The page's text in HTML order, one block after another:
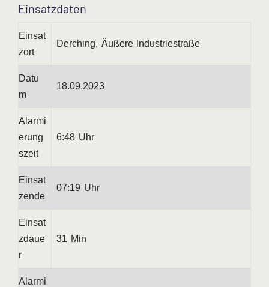
Einsatzdaten
Einsat
zort
Derching, Äußere Industriestraße
Datu
m
18.09.2023
Alarmi
erung
szeit
6:48 Uhr
Einsat
zende
07:19 Uhr
Einsat
zdaue
r
31 Min
Alarmi